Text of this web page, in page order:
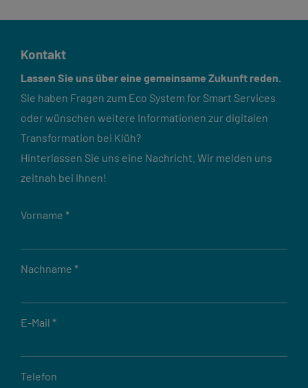
Kontakt
Lassen Sie uns über eine gemeinsame Zukunft reden.
Sie haben Fragen zum Eco System for Smart Services
oder wünschen weitere Informationen zur digitalen
Transformation bei Klüh?
Hinterlassen Sie uns eine Nachricht. Wir melden uns
zeitnah bei Ihnen!
Vorname *
Nachname *
E-Mail *
Telefon